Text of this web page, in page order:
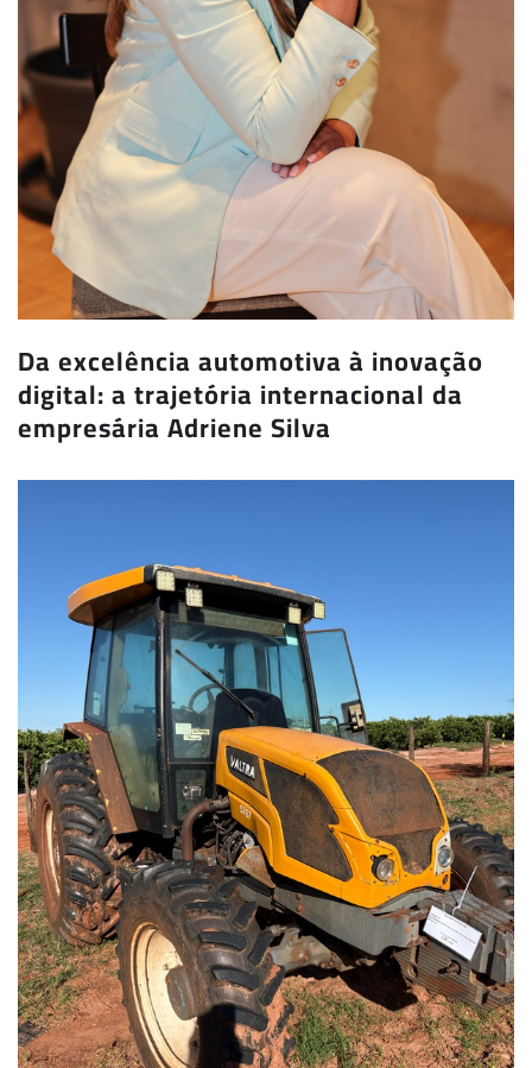
Da excelência automotiva à inovação
digital: a trajetória internacional da
empresária Adriene Silva